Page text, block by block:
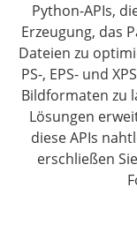
Python-APIs,
Erzeugung, das
Dateien zu
PS-, EPS- und
Bildformaten zu
Lösungen
diese APIs
erschließen